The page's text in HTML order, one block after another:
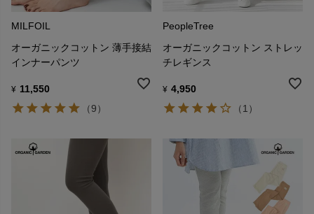
MILFOIL
オーガニックコットン 薄手接結
インナーパンツ
¥ 11,550
（9）
PeopleTree
オーガニックコットン ストレッ
チレギンス
¥ 4,950
（1）